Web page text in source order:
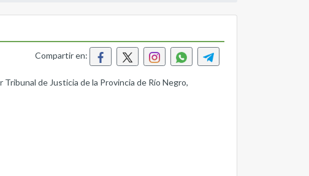
Compartir en:
de Justicia de la Provincia de Río Negro,